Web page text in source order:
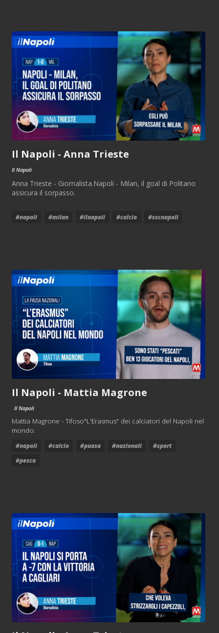
Il Napoli - Anna Trieste
Il Napoli
Anna Trieste - Giornalista.Napoli - Milan, il goal di Politano
assicura il sorpasso.
#napoli #milan #ilnapoli #calcio #sscnapoli
Il Napoli - Mattia Magrone
Il Napoli
Mattia Magrone - Tifoso"L'Erasmus" dei calciatori del Napoli nel
mondo.
#napoli #calcio #puasa #nazionali
#sport
#pesca